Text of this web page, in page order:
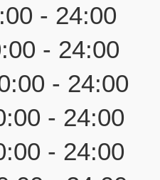
- 24:00
- 24:00
- 24:00
- 24:00
- 24:00